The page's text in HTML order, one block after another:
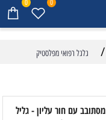
0 0
/ גלגל רפואי מפלסטיק
גלגל "4 מסתובב עם חור עליון - גליל